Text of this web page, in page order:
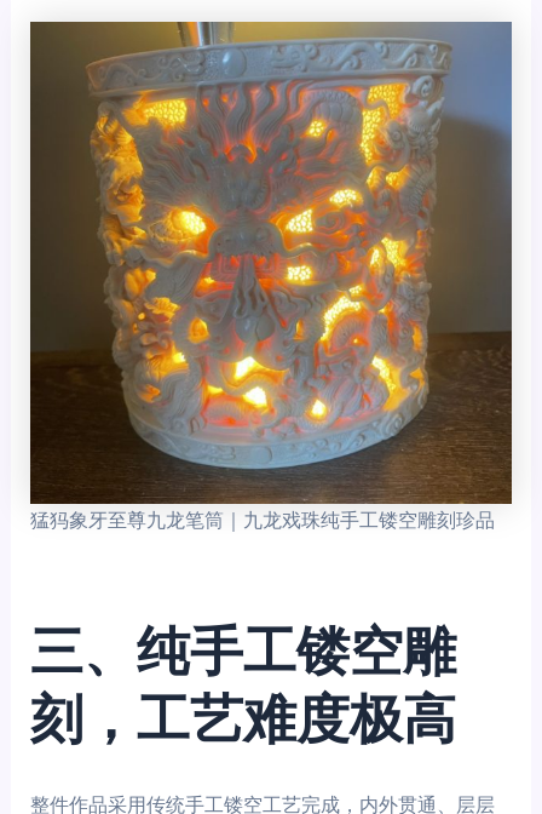
猛犸象牙至尊九龙笔筒｜九龙戏珠纯手工镂空雕刻珍品
三、纯手工镂空雕
刻，工艺难度极高
整件作品采用传统手工镂空工艺完成，内外贯通、层层